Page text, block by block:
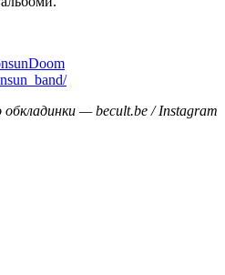
— becult.be / Instagram